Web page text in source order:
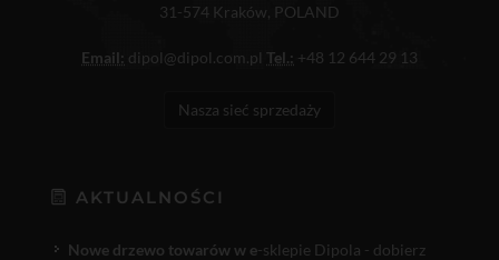
31-574 Kraków, POLAND
Email: dipol@dipol.com.pl Tel.: +48 12 644 29 13
Nasza sieć sprzedaży
AKTUALNOŚCI
Nowe drzewo towarów w e-sklepie Dipola - dobierz